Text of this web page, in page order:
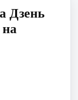
Дзень